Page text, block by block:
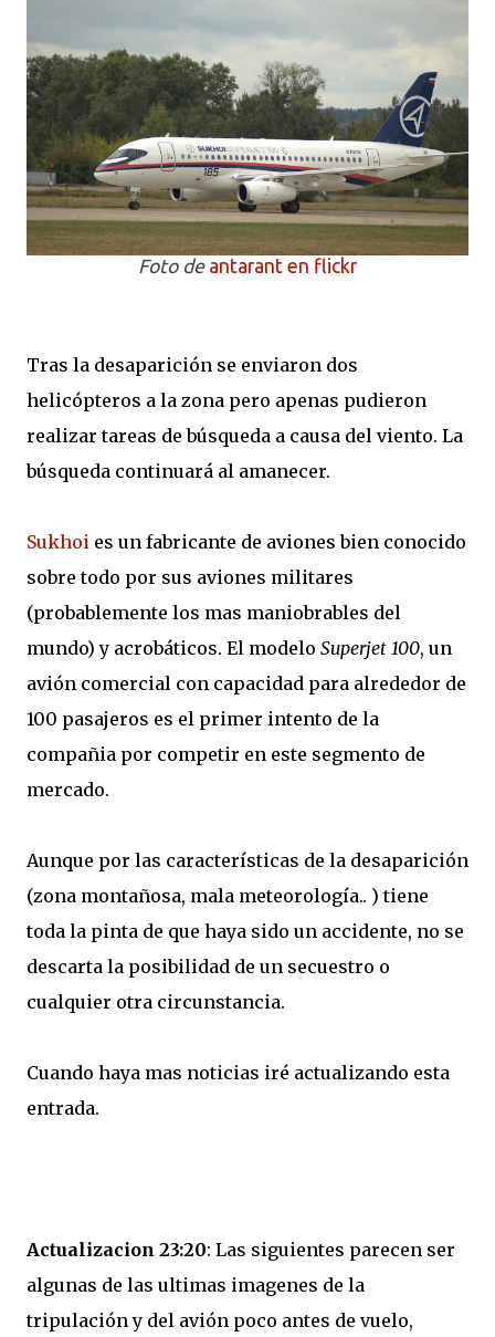
Foto de antarant en flickr
Tras la desaparición se enviaron dos
helicópteros a la zona pero apenas pudieron
realizar tareas de búsqueda a causa del viento. La
búsqueda continuará al amanecer.
Sukhoi es un fabricante de aviones bien conocido
sobre todo por sus aviones militares
(probablemente los mas maniobrables del
mundo) y acrobáticos. El modelo Superjet 100, un
avión comercial con capacidad para alrededor de
100 pasajeros es el primer intento de la
compañia por competir en este segmento de
mercado.
Aunque por las características de la desaparición
(zona montañosa, mala meteorología.. ) tiene
toda la pinta de que haya sido un accidente, no se
descarta la posibilidad de un secuestro o
cualquier otra circunstancia.
Cuando haya mas noticias iré actualizando esta
entrada.
Actualizacion 23:20: Las siguientes parecen ser
algunas de las ultimas imagenes de la
tripulación y del avión poco antes de vuelo,